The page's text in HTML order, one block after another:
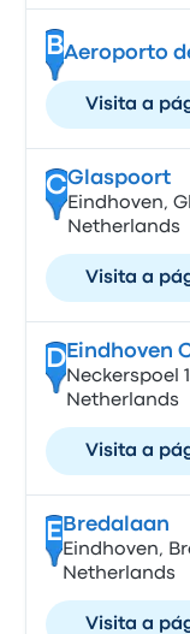
BAeroporto
Visita a
CGlaspoort
Eindhoven,
Netherlands
Visita a
DEindhoven
Neckerspoel
Netherlands
Visita a
E Bredalaan
Eindhoven,
Netherlands
Visita a